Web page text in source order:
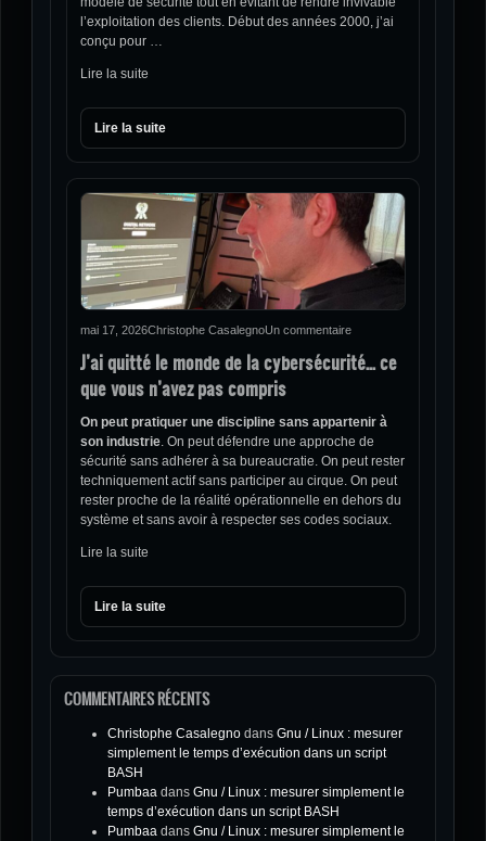
l’exploitation des clients. Début des années 2000, j’ai
conçu pour …
Lire la suite
Lire la suite
mai 17, 2026Christophe CasalegnoUn commentaire
J’ai quitté le monde de la cybersécurité… ce
que vous n’avez pas compris
On peut pratiquer une discipline sans appartenir à
son industrie. On peut défendre une approche de
sécurité sans adhérer à sa bureaucratie. On peut rester
techniquement actif sans participer au cirque. On peut
rester proche de la réalité opérationnelle en dehors du
système et sans avoir à respecter ses codes sociaux.
Lire la suite
Lire la suite
COMMENTAIRES RÉCENTS
Christophe Casalegno dans Gnu / Linux : mesurer
simplement le temps d’exécution dans un script
BASH
Pumbaa dans Gnu / Linux : mesurer simplement le
temps d’exécution dans un script BASH
Pumbaa dans Gnu / Linux : mesurer simplement le